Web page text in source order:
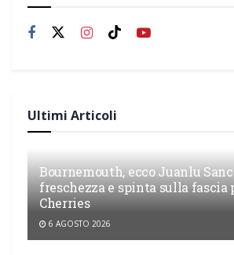
Ultimi Articoli
Bournemouth, ecco Juanlu
freschezza e spinta sulla fascia
Cherries
6 AGOSTO 2026